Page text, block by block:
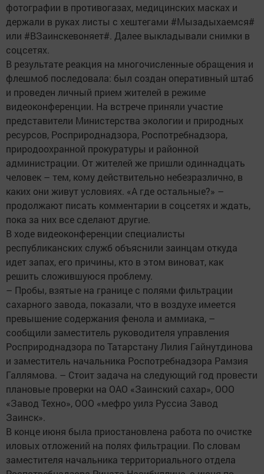
фотографии в противогазах, медицинских масках и
держали в руках листы с хештегами #Мызадыхаемся#
или #ВЗаинскевоняет#. Далее выкладывали снимки в
соцсетях.
В результате реакция на многочисленные обращения и
флешмоб последовала: был создан оперативный штаб
и проведен личный прием жителей в режиме
видеоконференции. На встрече приняли участие
представители Министерства экологии и природных
ресурсов, Росприроднадзора, Роспотребнадзора,
природоохранной прокуратуры и районной
администрации. От жителей же пришли одиннадцать
человек – тем, кому действительно небезразлично, в
каких они живут условиях. «А где остальные?» –
продолжают писать комментарии в соцсетях и ждать,
пока за них все сделают другие.
В ходе видеоконференции специалисты
республиканских служб объяснили заинцам откуда
идет запах, его причины, кто в этом виноват, как
решить сложившуюся проблему.
– Пробы, взятые на границе с полями фильтрации
сахарного завода, показали, что в воздухе имеется
превышение содержания фенола и аммиака, –
сообщили заместитель руководителя управления
Росприроднадзора по Татарстану Лилия Гайнутдинова
и заместитель начальника Роспотребнадзора Рамзия
Галлямова. – Стоит задача на следующий год провести
плановые проверки на ОАО «Заинский сахар», ООО
«Завод Техно», ООО «мефро уилз Руссиа Завод
Заинск».
В конце июня была приостановлена работа по очистке
иловых отложений на полях фильтрации. По словам
заместителя начальника территориального отдела